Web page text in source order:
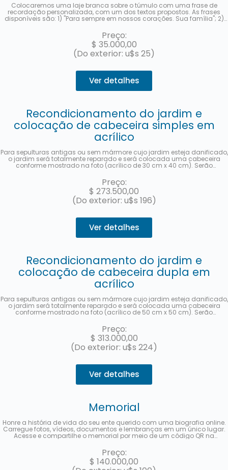
Colocaremos uma laje branca sobre o túmulo com uma frase de
recordação personalizada, com um dos textos propostos. As frases
disponíveis são: 1) "Para sempre em nossos corações. Sua família"; 2)
deixar seu exemplo. Nós o amaremos para sempre." e 4) "Sua família se
lembra de você." Ao contratar o serviço, você deve indicar a frase
selecionada na seção "observações". Enviaremos uma foto para seu e-
mail quando estiver concluído.
Preço:
$ 35.000,00
(Do exterior: u$s 25)
Ver detalhes
Recondicionamento do jardim e
colocação de cabeceira simples em
acrílico
Para sepulturas antigas ou sem mármore cujo jardim esteja danificado,
o jardim será totalmente reparado e será colocada uma cabeceira
conforme mostrado na foto (acrílico de 30 cm x 40 cm). Serão
idade no momento do falecimento, em espanhol e hebraico, bem como
a localização (quadra, fileira e sepultura). Será enviada uma foto após
a conclusão do trabalho. Em até 3 parcelas sem juros com
MercadoPago.
Preço:
$ 273.500,00
(Do exterior: u$s 196)
Ver detalhes
Recondicionamento do jardim e
colocação de cabeceira dupla em
acrílico
Para sepulturas antigas ou sem mármore cujo jardim esteja danificado,
o jardim será totalmente reparado e será colocada uma cabeceira
conforme mostrado na foto (acrílico de 50 cm x 50 cm). Serão
idade no momento do falecimento, em espanhol e hebraico, bem como
a localização (quadra, fileira e sepultura) de cada falecido. Será
enviada uma foto após a conclusão do trabalho. Em até 3 parcelas
sem juros com MercadoPago.
Preço:
$ 313.000,00
(Do exterior: u$s 224)
Ver detalhes
Memorial
Honre a história de vida do seu ente querido com uma biografia online.
Carregue fotos, vídeos, documentos e lembranças em um único lugar.
Acesse e compartilhe o memorial por meio de um código QR na
para divulgar nas redes sociais. Em até 3 parcelas sem juros com
MercadoPago.
Preço:
$ 140.000,00